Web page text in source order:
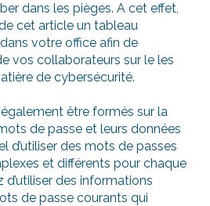
dans les pièges. A cet effet,
cet article un tableau
votre office afin de
vos collaborateurs sur le les
de cybersécurité.
être formés sur la
de passe et leurs données
d’utiliser des mots de passes
et différents pour chaque
des informations
de passe courants qui